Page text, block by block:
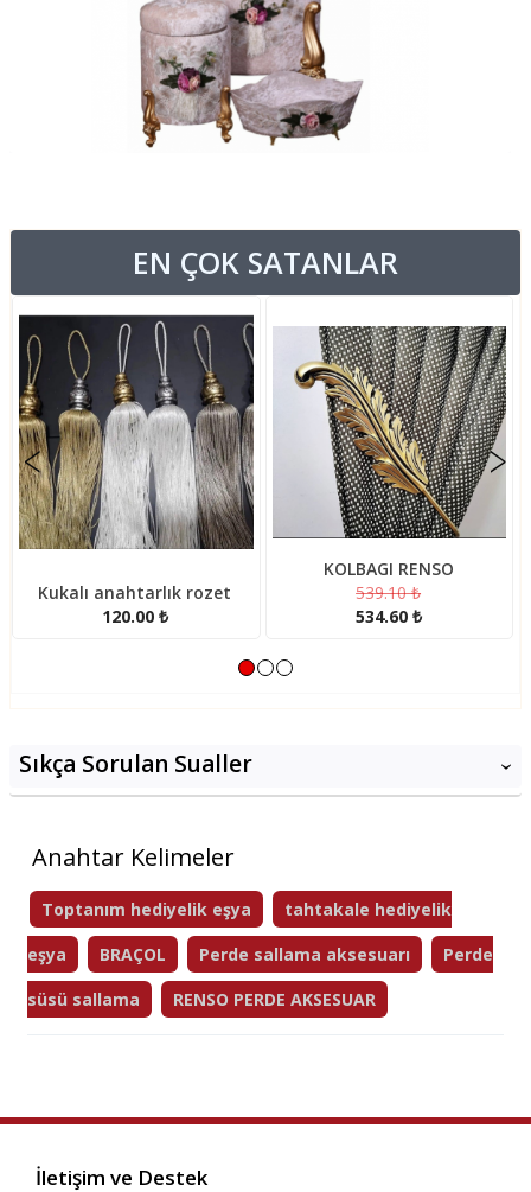
EN ÇOK SATANLAR
rozet
KOLBAGI RENSO
< >
Sıkça Sorulan Sualler ‹
Anahtar Kelimeler
Toptanım hediyelik eşya
tahtakale hediyelik
eşya
BRAÇOL Perde sallama aksesuarı
Perde
süsü sallama
RENSO PERDE AKSESUAR
İletişim ve Destek